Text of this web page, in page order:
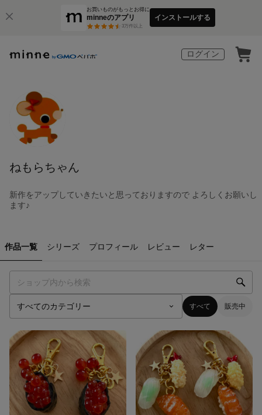
お買いものがもっとお得に
minneのアプリ
3万件以上
インストールする
ログイン
ねもらちゃん
新作をアップしていきたいと思っておりますので よろしくお願いし
ます♪
作品一覧 シリーズ プロフィール レビュー レター
すべて 販売中